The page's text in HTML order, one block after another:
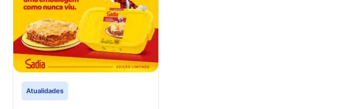
Atualidades